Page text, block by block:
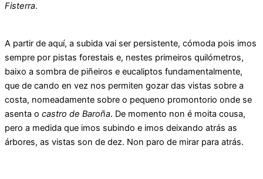
Fisterra.
A partir de aquí, a subida vai ser persistente, cómoda pois imos
sempre por pistas forestais e, nestes primeiros quilómetros,
baixo a sombra de piñeiros e eucaliptos fundamentalmente,
que de cando en vez nos permiten gozar das vistas sobre a
costa, nomeadamente sobre o pequeno promontorio onde se
asenta o castro de Baroña. De momento non é moita cousa,
pero a medida que imos subindo e imos deixando atrás as
árbores, as vistas son de dez. Non paro de mirar para atrás.